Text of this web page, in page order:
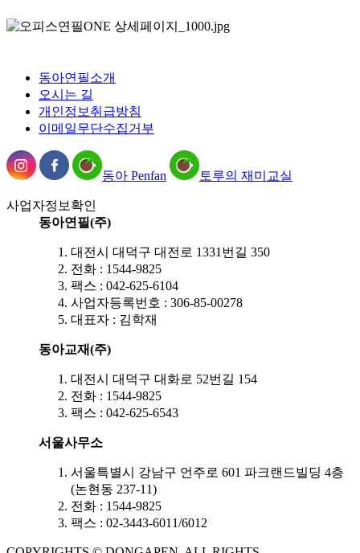
동아연필소개
오시는 길
개인정보취급방침
이메일무단수집거부
동아 Penfan 토루의 재미교실
사업자정보확인
동아연필(주)
대전시 대덕구 대전로 1331번길 350
전화 : 1544-9825
팩스 : 042-625-6104
사업자등록번호 : 306-85-00278
대표자 : 김학재
동아교재(주)
대전시 대덕구 대화로 52번길 154
전화 : 1544-9825
팩스 : 042-625-6543
서울사무소
서울특별시 강남구 언주로 601 파크랜드빌딩 4층
(논현동 237-11)
전화 : 1544-9825
팩스 : 02-3443-6011/6012